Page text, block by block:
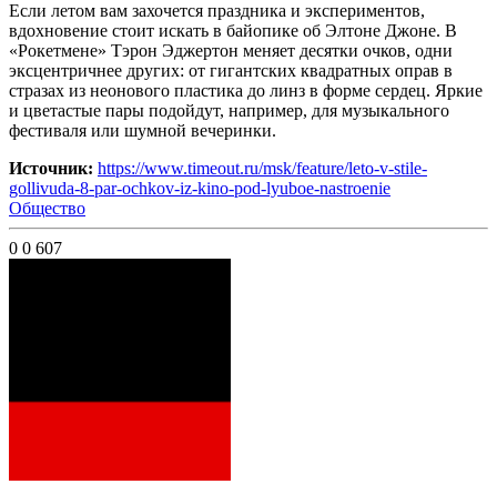
Если летом вам захочется праздника и экспериментов,
вдохновение стоит искать в байопике об Элтоне Джоне. В
«Рокетмене» Тэрон Эджертон меняет десятки очков, одни
эксцентричнее других: от гигантских квадратных оправ в
стразах из неонового пластика до линз в форме сердец. Яркие
и цветастые пары подойдут, например, для музыкального
фестиваля или шумной вечеринки.
Источник: https://www.timeout.ru/msk/feature/leto-v-stile-
gollivuda-8-par-ochkov-iz-kino-pod-lyuboe-nastroenie
Общество
0 0 607